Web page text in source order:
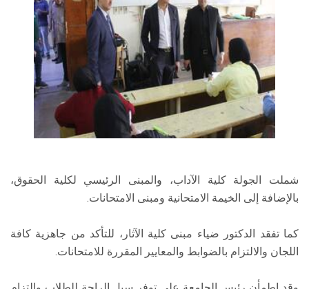
شملت الجولة كلية الآداب، والمبنى الرئيسي لكلية الحقوق،
بالإضافة إلى الخيمة الامتحانية ومبنى الامتحانات.
كما تفقد الدكتور ضياء مبنى كلية الآثار، للتأكد من جاهزية كافة
اللجان والالتزام بالضوابط والمعايير المقررة للامتحانات.